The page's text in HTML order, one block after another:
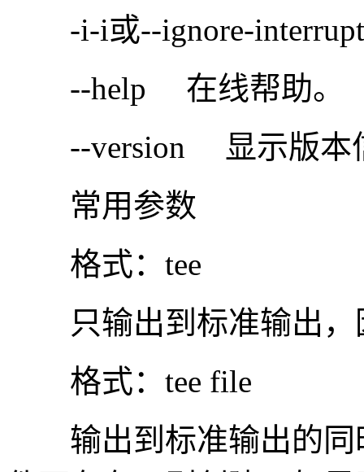
-i-i或--ignore-
--help 在线帮助。
--version 显示版本
常用参数
格式：tee
只输出到标准输出，
格式：tee file
输出到标准输出的同